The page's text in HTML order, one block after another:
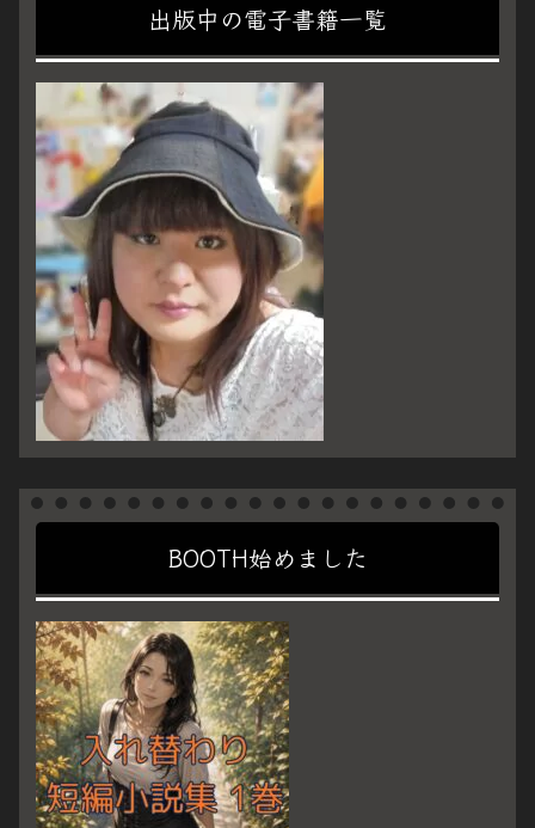
出版中の電子書籍一覧
BOOTH始めました